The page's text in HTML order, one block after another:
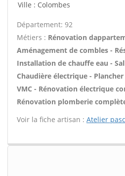
Ville : Colombes
Département: 92
Métiers : Rénovation
Aménagement de combles -
Installation de chauffe eau -
Chaudière électrique -
VMC - Rénovation électrique
Rénovation plomberie
Voir la fiche artisan : Atelier